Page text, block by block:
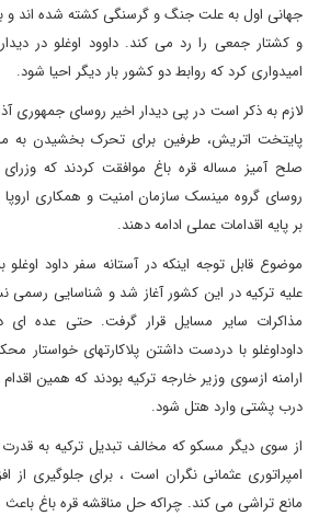
جهانی اول به علت جنگ و گرسنگی کشته شده اند و
و کشتار جمعی را رد می کند. داوود اوغلو در
امیدواری کرد که روابط دو کشور بار دیگر احیا شود.
لازم به ذکر است در پی دیدار اخیر روسای جمهوری
پایتخت اتریش، طرفین برای تحرک بخشیدن به
صلح آمیز مساله قره باغ موافقت کردند که
روسای گروه مینسک سازمان امنیت و همکاری
بر پایه اقدامات عملی ادامه دهند.
موضوع قابل توجه اینکه در آستانه سفر داود اوغلو
علیه ترکیه در این کشور آغاز شد و شناسایی
مذاکرات سایر مسایل قرار گرفت. حتی عده ای
داوداوغلو با دردست داشتن پلاکارتهای خواستار
ارامنه ازسوی وزیر خارجه ترکیه بودند که همین اقدام
درب پشتی وارد هتل شود.
از سوی دیگر مسکو که مخالف تبدیل ترکیه به
امپراتوری عثمانی نگران است ، برای جلوگیری از
مانع تراشی می کند. چراکه حل مناقشه قره باغ